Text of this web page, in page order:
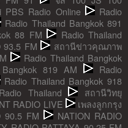
PBS Radio Online
Radio
Radio Thailand Bangkok 891
88 FM
Radio Thailand
93.5 FM
สถานีข่าวคุณภาพ
Radio Thailand Bangkok
819 AM
Radio
Radio Thailand Bangkok 918
Thailand
สถานีวิทยุ
RADIO LIVE
เพลงลูกกรุง
90.5 FM
NATION RADIO